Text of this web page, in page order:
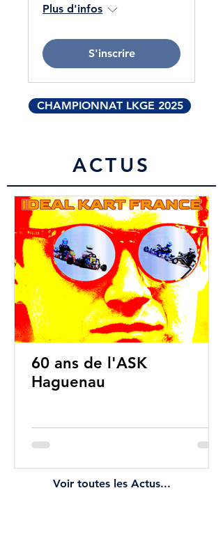
Plus d'infos
S'inscrire
CHAMPIONNAT LKGE 2025
ACTUS
60 ans de l'ASK
Haguenau
Voir toutes les Actus...